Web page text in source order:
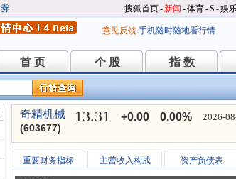
搜狐首页-新闻 -体育-S -娱
意见反馈 手机随时随地看行情
首 页
首 页 个 股
个 股 指 数
指 数
奇精机械
(603677)
13.31 +0.00 0.00% 2026-
重要财务指标 主营收入构成 资产负债表